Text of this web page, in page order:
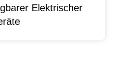
Elektrischer